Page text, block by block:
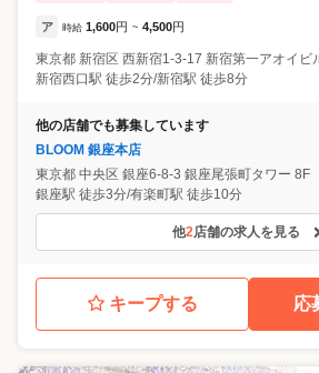
ア 時給 1,600円 ~ 4,500円
東京都 新宿区 西新宿1-3-17 新宿第一アオイビ
新宿西口駅 徒歩2分/新宿駅 徒歩8分
他の店舗でも募集しています
BLOOM 銀座本店
東京都 中央区 銀座6-8-3 銀座尾張町タワー 8F
銀座駅 徒歩3分/有楽町駅 徒歩10分
他2店舗の求人を見る
キープする 応